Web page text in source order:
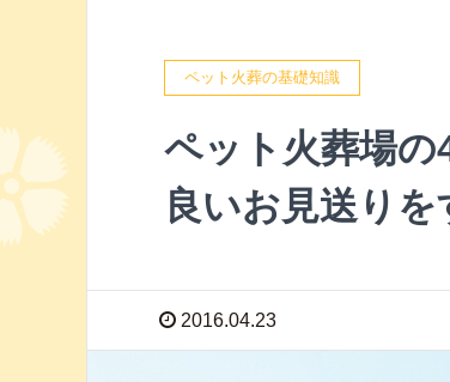
ペット火葬の基礎知識
ペット火葬場
良いお見送り
2016.04.23